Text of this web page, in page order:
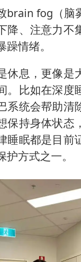
brain fog（脑
降、注意力不
情绪。
休息，更像是
。比如在深度
系统会帮助清
保持身体状态
睡眠都是目前
方式之一。